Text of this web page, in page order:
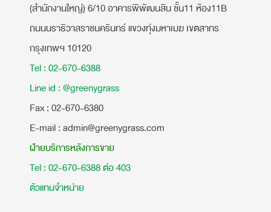
(สำนักงานใหญ่) 6/10 อาคารพิพัฒนสิน ชั้น11 ห้อง11B
ถนนนราธิวาสราชนครินทร์ แขวงทุ่งมหาเมฆ เขตสาทร
กรุงเทพฯ 10120
Tel : 02-670-6388
Line id : @greenygrass
​Fax : 02-670-6380
E-mail : admin@greenygrass.com
ฝ่ายบริการหลังการขาย
Tel : 02-670-6388 ต่อ 403
ตัวแทนจำหน่าย